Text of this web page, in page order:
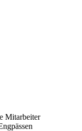
Mitarbeiter